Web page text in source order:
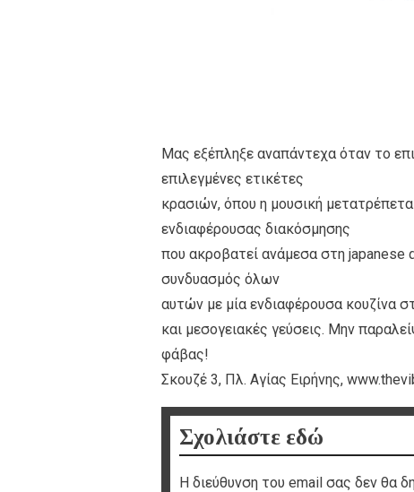
Μας εξέπληξε αναπάντεχα όταν το
επιλεγμένες ετικέτες
κρασιών, όπου η μουσική
ενδιαφέρουσας διακόσμησης
που ακροβατεί ανάμεσα στη japanese
συνδυασμός όλων
αυτών με μία ενδιαφέρουσα κουζίνα
και μεσογειακές γεύσεις. Μην
φάβας!
Σκουζέ 3, Πλ. Αγίας Ειρήνης,
Σχολιάστε εδώ
Η διεύθυνση του email σας δεν θα